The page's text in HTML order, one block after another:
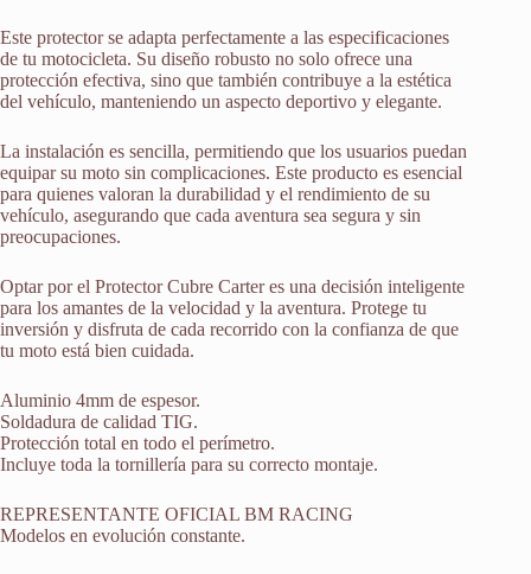
Este protector se adapta perfectamente a las especificaciones
de tu motocicleta. Su diseño robusto no solo ofrece una
protección efectiva, sino que también contribuye a la estética
del vehículo, manteniendo un aspecto deportivo y elegante.
La instalación es sencilla, permitiendo que los usuarios puedan
equipar su moto sin complicaciones. Este producto es esencial
para quienes valoran la durabilidad y el rendimiento de su
vehículo, asegurando que cada aventura sea segura y sin
preocupaciones.
Optar por el Protector Cubre Carter es una decisión inteligente
para los amantes de la velocidad y la aventura. Protege tu
inversión y disfruta de cada recorrido con la confianza de que
tu moto está bien cuidada.
Aluminio 4mm de espesor.
Soldadura de calidad TIG.
Protección total en todo el perímetro.
Incluye toda la tornillería para su correcto montaje.
REPRESENTANTE OFICIAL BM RACING
Modelos en evolución constante.